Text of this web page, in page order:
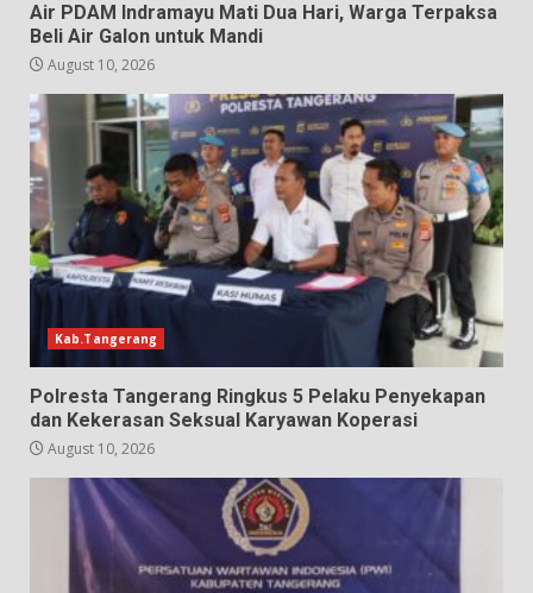
Air PDAM Indramayu Mati Dua Hari, Warga Terpaksa
Beli Air Galon untuk Mandi
August 10, 2026
Kab.Tangerang
Polresta Tangerang Ringkus 5 Pelaku Penyekapan
dan Kekerasan Seksual Karyawan Koperasi
August 10, 2026